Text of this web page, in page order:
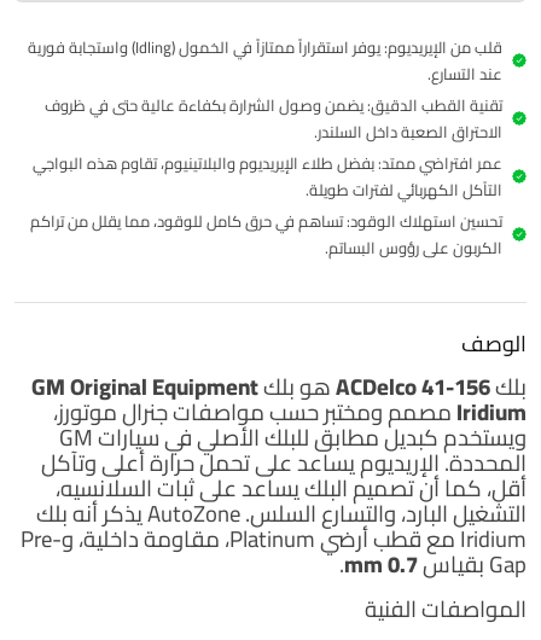
قلب من الإيريديوم: يوفر استقراراً ممتازاً في الخمول (Idling) واستجابة فورية
عند التسارع.
تقنية القطب الدقيق: يضمن وصول الشرارة بكفاءة عالية حتى في ظروف
الاحتراق الصعبة داخل السلندر.
عمر افتراضي ممتد: بفضل طلاء الإيريديوم والبلاتينيوم، تقاوم هذه البواجي
التآكل الكهربائي لفترات طويلة.
تحسين استهلاك الوقود: تساهم في حرق كامل للوقود، مما يقلل من تراكم
الكربون على رؤوس البساتم.
الوصف
بلكACDelco 41-156هو بلكGM Original Equipment
Iridiumمصمم ومختبر حسب مواصفات جنرال موتورز،
ويستخدم كبديل مطابق للبلك الأصلي في سيارات GM
المحددة. الإريديوم يساعد على تحمل حرارة أعلى وتآكل
أقل، كما أن تصميم البلك يساعد على ثبات السلانسيه،
التشغيل البارد، والتسارع السلس. AutoZone يذكر أنه بلك
Iridium مع قطب أرضي Platinum، مقاومة داخلية، وPre-
Gap بقياس 0.7 mm
.
المواصفات الفنية